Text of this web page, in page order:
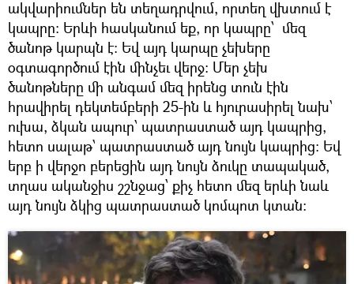
ակվարիումներ են տեղադրվում, որտեղ վխտում է
կապրը։ Երևի հասկանում եք, որ կապրը՝ մեզ
ծանոթ կարպն է։ Եվ այդ կարպը չեխերը
օգտագործում էին մինչեւ վերջ։ Մեր չեխ
ծանոթները մի անգամ մեզ իրենց տուն էին
հրավիրել դեկտեմբերի 25-ին և հյուրասիրել նախ՝
ուխա, ձկան ապուր՝ պատրաստած այդ կապրից,
հետո սալաթ՝ պատրաստած այդ նույն կապրից։ Եվ
երբ ի վերջո բերեցին այդ նույն ձուկը տապակած,
տղաս ականջիս շշնջաց՝ քիչ հետո մեզ երևի նաև
այդ նույն ձկից պատրաստած կոմպոտ կտան։